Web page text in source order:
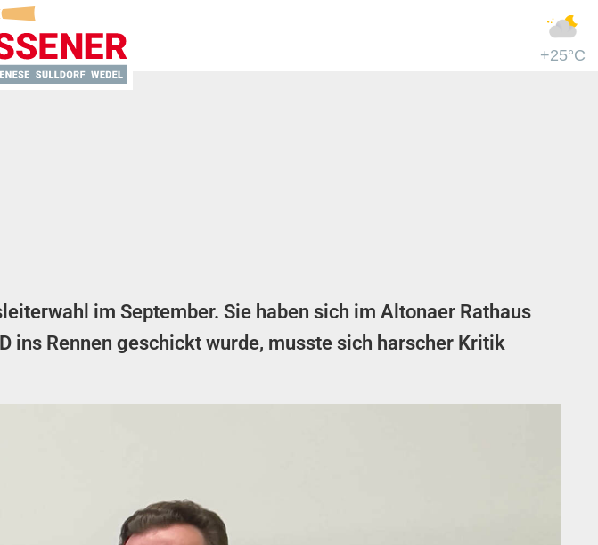
+25°C
im September. Sie haben sich im Altonaer Rathaus
ins Rennen geschickt wurde, musste sich harscher Kritik